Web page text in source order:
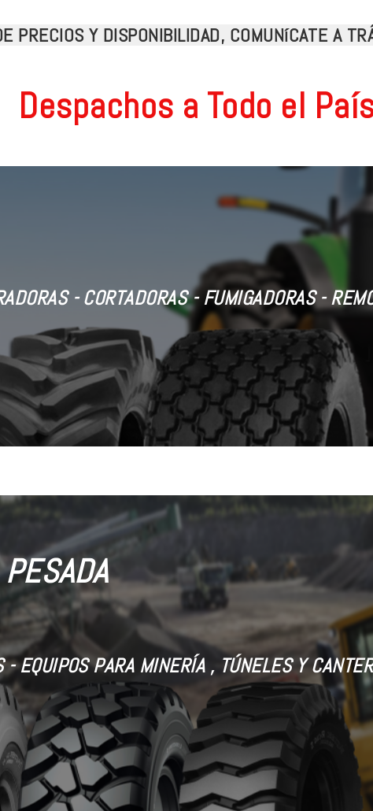
PRECIOS Y DISPONIBILIDAD, COMUNíCATE A
Despachos a Todo el
- CORTADORAS - FUMIGADORAS -
- EQUIPOS PARA MINERÍA , TÚNELES Y